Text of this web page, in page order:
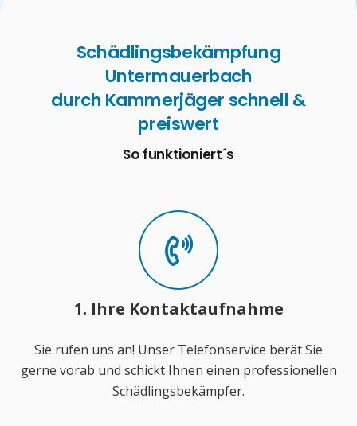
Schädlingsbekämpfung
Untermauerbach
durch Kammerjäger schnell &
preiswert
So funktioniert´s
1. Ihre Kontaktaufnahme
Sie rufen uns an! Unser Telefonservice berät Sie
gerne vorab und schickt Ihnen einen professionellen
Schädlingsbekämpfer.